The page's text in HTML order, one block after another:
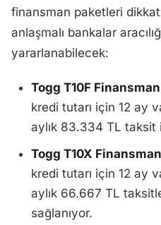
finansman paketleri dikkat
anlaşmalı bankalar
yararlanabilecek:
Togg T10F
kredi tutarı için 12 ay
aylık 83.334 TL taksit
Togg T10X
kredi tutarı için 12 ay
aylık 66.667 TL
sağlanıyor.